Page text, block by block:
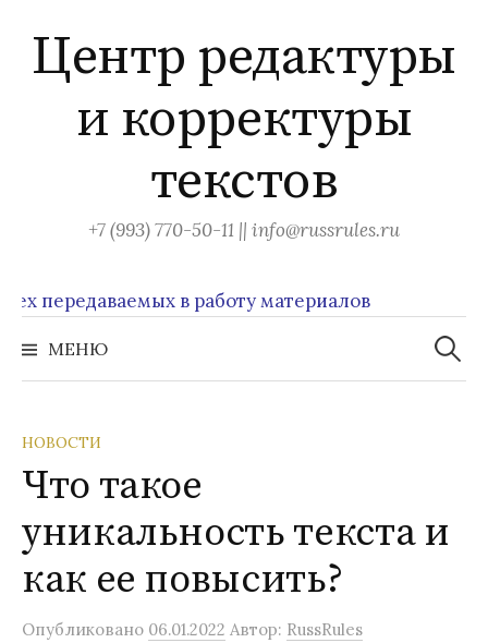
содержимому
Центр редактуры
и корректуры
текстов
+7 (993) 770-50-11 || info@russrules.ru
в работу материалов
МЕНЮ
Найти:
НОВОСТИ
Что такое
уникальность текста и
как ее повысить?
Опубликовано 06.01.2022 Автор: RussRules